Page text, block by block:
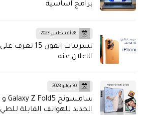
برامج أساسية
28 أغسطس 2023
تسريبات ايفون
الاعلان عنه
30 يوليو 2023
الجديد للهواتف القابلة للطي